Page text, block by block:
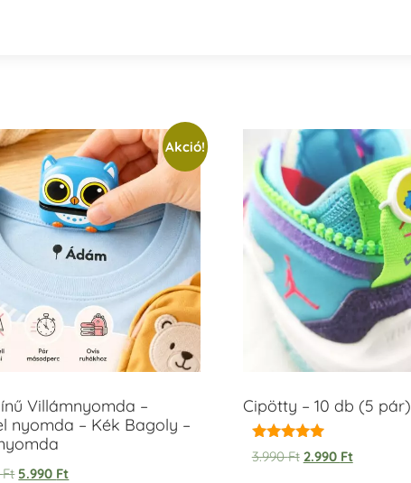
Akció!
Villámnyomda –
nyomda – Kék Bagoly –
Ft 5.990 Ft
Cipötty – 10 db (5 pár)
Értékelés:
5.00
3.990Ft 2.990 Ft